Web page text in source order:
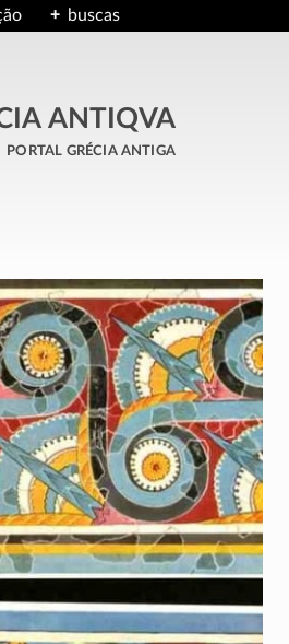
buscas
ANTIQVA
portal grécia antiga